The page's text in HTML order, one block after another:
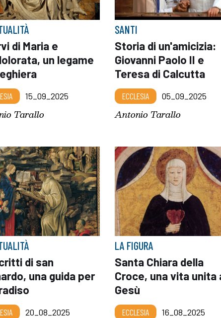
di Maria e
un legame
15_09_2025
Tarallo
SANTI
Storia di un'amicizia:
Giovanni Paolo II e
Teresa di Calcutta
ECCLESIA 05_09_2025
Antonio Tarallo
di san
una guida per
20_08_2025
LA FIGURA
Santa Chiara della
Croce, una vita unita
Gesù
ECCLESIA 16_08_2025